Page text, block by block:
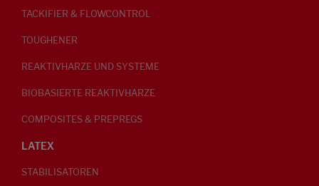
TACKIFIER & FLOWCONTROL
TOUGHENER
REAKTIVHARZE UND SYSTEME
BIOBASIERTE REAKTIVHARZE
COMPOSITES & PREPREGS
LATEX
STABILISATOREN